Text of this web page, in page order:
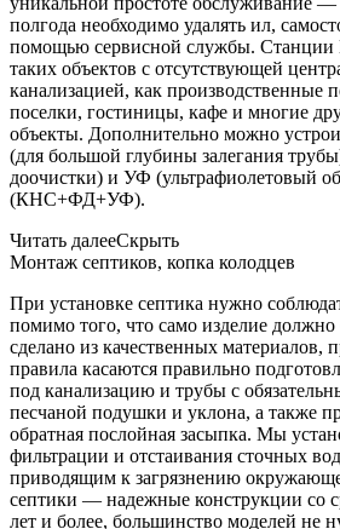
полгода необходимо удалять ил,
помощью сервисной службы. Станции
таких объектов с отсутствующей
канализацией, как производственные
поселки, гостиницы, кафе и многие
объекты. Дополнительно можно
(для большой глубины залегания
доочистки) и УФ (ультрафиолетовый
(КНС+ФД+УФ).
Читать далееСкрыть
Монтаж септиков, копка колодцев
При установке септика нужно
помимо того, что само изделие
сделано из качественных материалов,
правила касаются правильно
под канализацию и трубы с
песчаной подушки и уклона, а также
обратная послойная засыпка. Мы
фильтрации и отстаивания сточных
приводящим к загрязнению
септики — надежные конструкции со
лет и более, большинство моделей не